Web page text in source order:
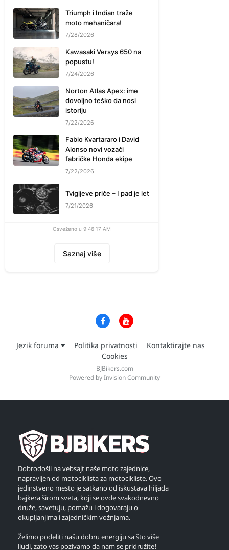
Triumph i Indian traže
moto mehaničara!
7/28/2026
Kawasaki Versys 650 na
popustu!
7/24/2026
Norton Atlas Apex: ime
dovoljno teško da nosi
istoriju
7/22/2026
Fabio Kvartararo i David
Alonso novi vozači
fabričke Honda ekipe
7/22/2026
Tvigijeve priče – I pad je let
7/21/2026
Osveženo u 9:46:17 AM
Saznaj više
Jezik foruma Politika privatnosti
Kontaktirajte nas
Cookies
BJBikers.com
Powered by Invision Community
Dobrodošli na vebsajt naše moto zajednice,
napravljen od motociklista za motocikliste. Ovo
jedinstveno mesto je satkano od iskustava hiljada
bajkera širom sveta, koji se ovde svakodnevno
druže, savetuju, pomažu i dogovaraju o
okupljanjima i zajedničkim vožnjama.
Želimo podeliti našu dobru energiju sa što više
ljudi, zato vas pozivamo da nam se pridružite!